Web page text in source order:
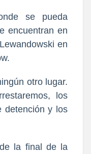
se pueda
encuentran en
en
otro lugar.
los
detención y los
la final de la